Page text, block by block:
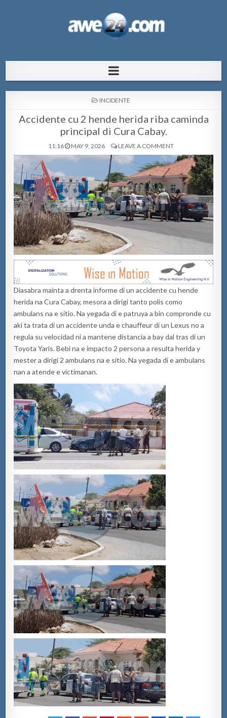
pa Aruba
POSTED
INCIDENTE
Accidente cu 2 hende herida riba caminda
principal di Cura Cabay.
11:16 MAY 9, 2026 LEAVE A COMMENT
Diasabra mainta a drenta informe di un accidente cu hende
herida na Cura Cabay, mesora a dirigi tanto polis como
ambulans na e sitio. Na yegada di e patruya a bin compronde cu
aki ta trata di un accidente unda e chauffeur di un Lexus no a
regula su velocidad ni a mantene distancia a bay dal tras di un
Toyota Yaris. Bebi na e impacto 2 persona a resulta herida y
mester a dirigi 2 ambulans na e sitio. Na yegada di e ambulans
nan a atende e victimanan.